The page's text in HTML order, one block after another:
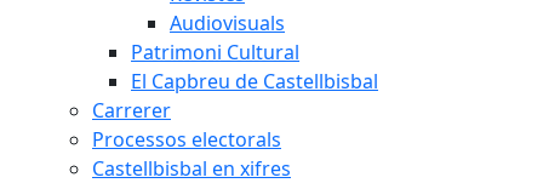
Audiovisuals
Patrimoni Cultural
El Capbreu de Castellbisbal
Carrerer
Processos electorals
Castellbisbal en xifres